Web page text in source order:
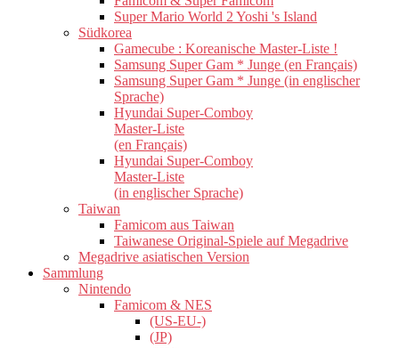
Super Mario World 2 Yoshi 's Island
Südkorea
Gamecube : Koreanische Master-Liste !
Samsung Super Gam * Junge (en Français)
Samsung Super Gam * Junge (in englischer
Sprache)
Hyundai Super-Comboy
Master-Liste
(en Français)
Hyundai Super-Comboy
Master-Liste
(in englischer Sprache)
Taiwan
Famicom aus Taiwan
Taiwanese Original-Spiele auf Megadrive
Megadrive asiatischen Version
Sammlung
Nintendo
Famicom & NES
(US-EU-)
(JP)